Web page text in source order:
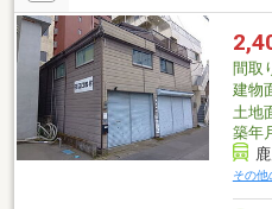
間取
建物
土地
築年
その他